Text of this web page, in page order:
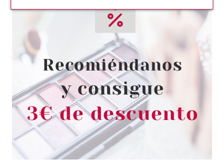
ESSENCE
ESSENCE ALICE IN
WONDERLAND GUANTE PARA
DESMAQUILLAR
-14%
desde
3.96€